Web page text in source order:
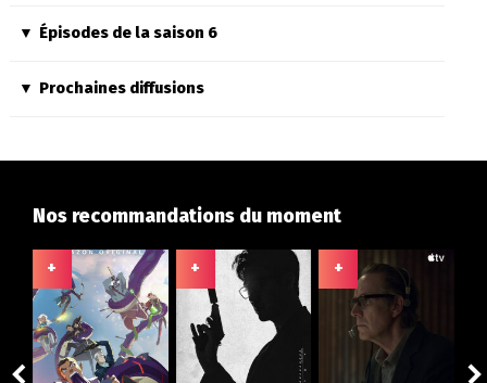
Épisodes de la saison 6
Prochaines diffusions
Nos recommandations du moment
+ + +